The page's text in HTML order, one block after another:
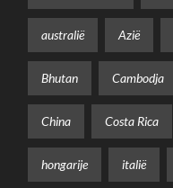
australië Azië
Bhutan Cambodja
China Costa Rica
hongarije italië